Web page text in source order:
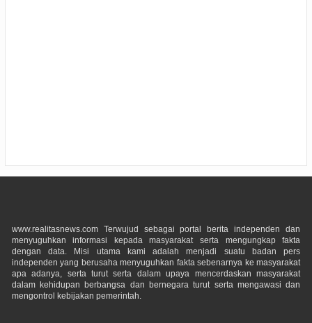
www.realitasnews.com Terwujud sebagai portal berita independen dan
menyuguhkan informasi kepada masyarakat serta mengungkap fakta
dengan data. Misi utama kami adalah menjadi suatu badan pers
independen yang berusaha menyuguhkan fakta sebenarnya ke masyarakat
apa adanya, serta turut serta dalam upaya mencerdaskan masyarakat
dalam kehidupan berbangsa dan bernegara turut serta mengawasi dan
mengontrol kebijakan pemerintah.